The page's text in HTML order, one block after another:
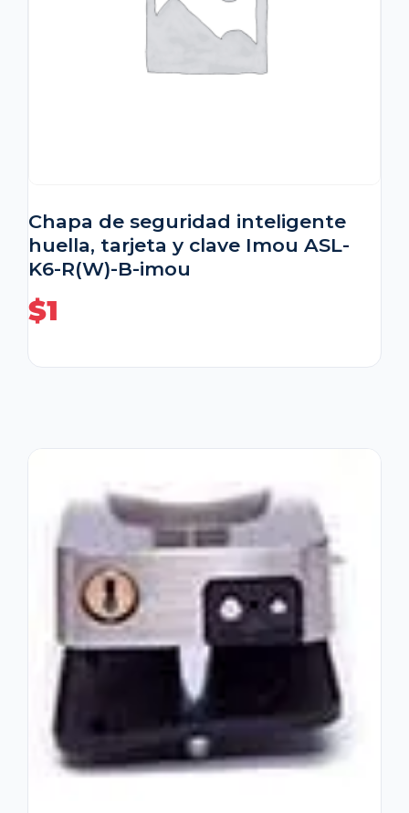
Chapa de seguridad inteligente
huella, tarjeta y clave Imou ASL-
K6-R(W)-B-imou
$1